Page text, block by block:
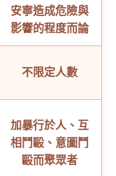
安寧造成危險與
影響的程度而論
不限定人數
加暴行於人、互
相鬥毆、意圖鬥
毆而聚眾者